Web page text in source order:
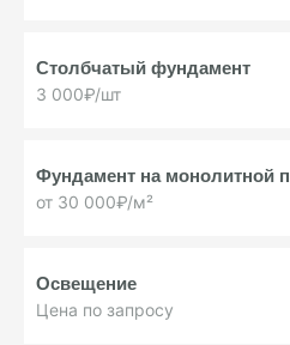
Столбчатый фундамент
3 000₽/шт
Фундамент на монолитной
от 30 000₽/м²
Освещение
Цена по запросу